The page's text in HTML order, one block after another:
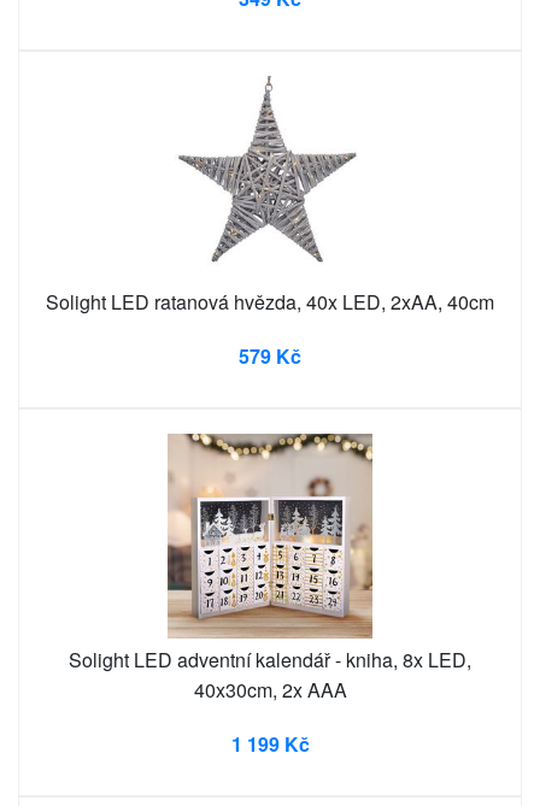
Solight LED ratanová hvězda, 40x LED, 2xAA, 40cm
579 Kč
Solight LED adventní kalendář - kniha, 8x LED,
40x30cm, 2x AAA
1 199 Kč